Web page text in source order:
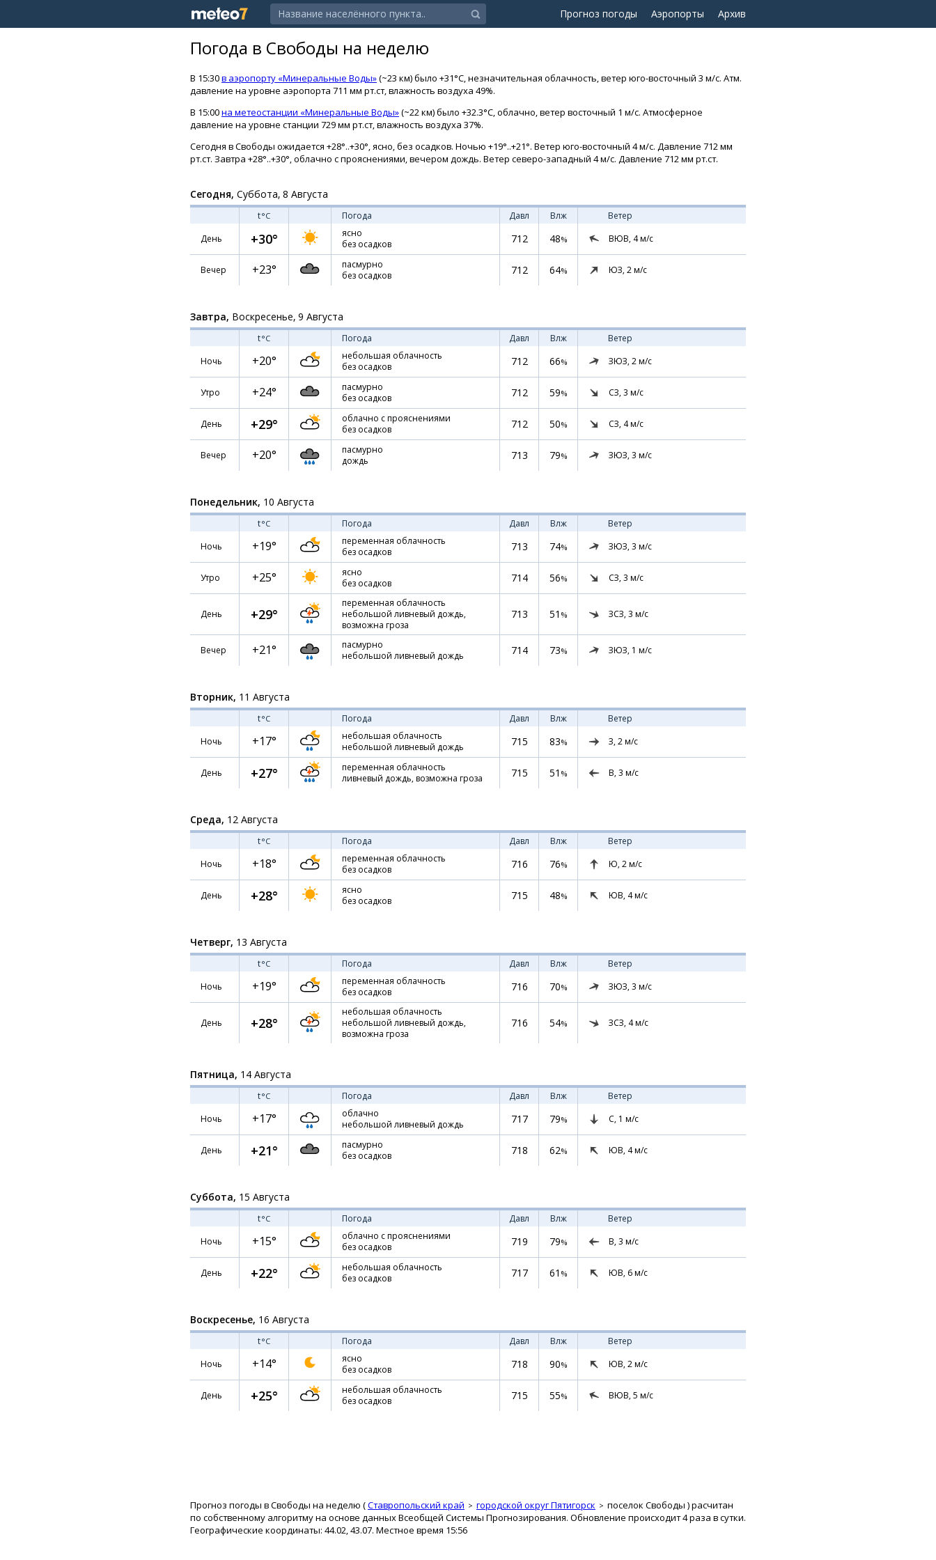
Прогноз погоды Аэропорты Архив
Погода в Свободы на неделю
В 15:30в аэропорту «Минеральные Воды»(~23 км) было +31°C, незначительная облачность, ветер юго-восточный 3 м/с. Атм.
давление на уровне аэропорта 711 мм рт.ст, влажность воздуха 49%.
В 15:00на метеостанции «Минеральные Воды»(~22 км) было +32.3°C, облачно, ветер восточный 1 м/с. Атмосферное
давление на уровне станции 729 мм рт.ст, влажность воздуха 37%.
Сегодня в Свободы ожидается +28°..+30°, ясно, без осадков. Ночью +19°..+21°. Ветер юго-восточный 4 м/с. Давление 712 мм
рт.ст. Завтра +28°..+30°, облачно с прояснениями, вечером дождь. Ветер северо-западный 4 м/с. Давление 712 мм рт.ст.
Сегодня, Суббота, 8 Августа
t°C Погода Давл Влж
Ветер
День
+30°
ясно
без осадков
712 48% ВЮВ, 4м/с
Вечер +23°
пасмурно
без осадков
712 64% ЮЗ, 2м/с
Завтра, Воскресенье, 9 Августа
t°C Погода Давл Влж
Ветер
Ночь
+20°
небольшая облачность
без осадков
712 66% ЗЮЗ, 2м/с
Утро +24°
пасмурно
без осадков
712 59% СЗ, 3 м/с
День +29°
облачно с прояснениями
без осадков
712 50% СЗ, 4м/с
Вечер +20°
пасмурно
дождь
713 79% ЗЮЗ, 3 м/с
Понедельник, 10 Августа
t°C Погода Давл Влж
Ветер
Ночь
+19°
переменная облачность
без осадков
713 74% ЗЮЗ, 3 м/с
Утро +25°
ясно
без осадков
714 56% СЗ, 3 м/с
День +29°
переменная облачность
небольшой ливневый дождь,
возможна гроза
713 51 % ЗСЗ, 3 м/с
Вечер +21°
пасмурно
небольшой ливневый дождь
714 73% ЗЮЗ, 1 м/с
Вторник, 11 Августа
t°C Погода Давл Влж
Ветер
Ночь
+17°
небольшая облачность
небольшой ливневый дождь
715 83% З, 2м/с
День +27°
переменная облачность
ливневый дождь, возможна гроза
715 51 % В, 3 м/с
Среда, 12 Августа
t°C Погода Давл Влж
Ветер
Ночь
+18°
переменная облачность
без осадков
716 76% Ю, 2м/с
День +28°
ясно
без осадков
715 48% ЮВ, 4м/с
Четверг, 13 Августа
t°C Погода Давл Влж
Ветер
Ночь
+19°
переменная облачность
без осадков
716 70% ЗЮЗ, 3 м/с
День +28°
небольшая облачность
небольшой ливневый дождь,
возможна гроза
716 54% ЗСЗ, 4м/с
Пятница, 14 Августа
t°C Погода Давл Влж
Ветер
Ночь
+17°
облачно
небольшой ливневый дождь
717 79% С, 1 м/с
День +21°
пасмурно
без осадков
718 62% ЮВ, 4м/с
Суббота, 15 Августа
t°C Погода Давл Влж
Ветер
Ночь
+15°
облачно с прояснениями
без осадков
719 79% В, 3 м/с
День +22°
небольшая облачность
без осадков
717 61 % ЮВ, 6м/с
Воскресенье, 16 Августа
t°C Погода Давл Влж
Ветер
Ночь
+14°
ясно
без осадков
718 90% ЮВ, 2м/с
День +25°
небольшая облачность
без осадков
715 55% ВЮВ, 5 м/с
Прогноз погоды в Свободы на неделю (Ставропольский край городской округ Пятигорск поселок Свободы ) расчитан
по собственному алгоритму на основе данных Всеобщей Системы Прогнозирования. Обновление происходит 4 раза в сутки.
Географические координаты: 44.02, 43.07. Местное время 15:56